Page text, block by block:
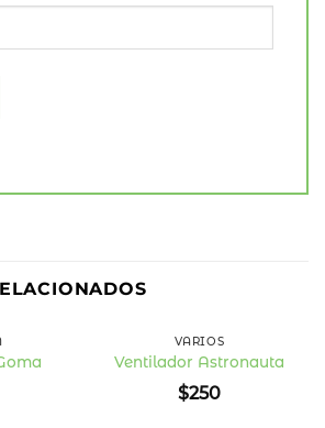
VARIOS
Ventilador Astronauta
$250